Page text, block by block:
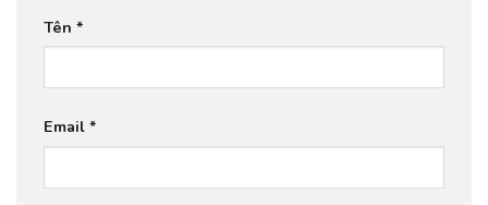
Tên *
Email *